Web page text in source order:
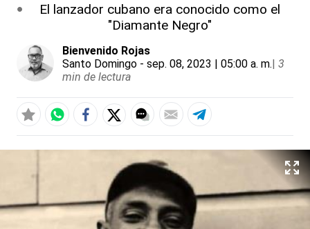
El lanzador cubano era conocido como el
"Diamante Negro"
Bienvenido Rojas
Santo Domingo - sep. 08, 2023 | 05:00 a. m.| 3
min de lectura